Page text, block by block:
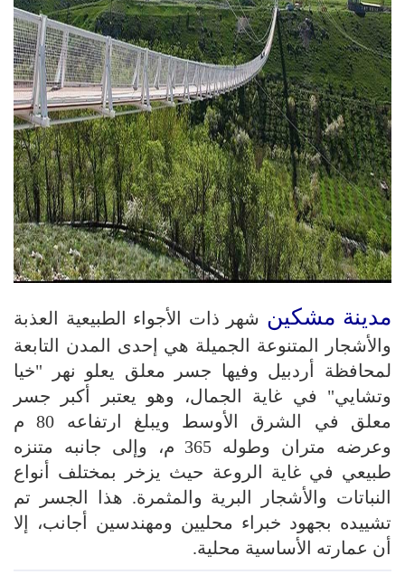
مدينة مشكين شهر ذات الأجواء الطبيعية العذبة
والأشجار المتنوعة الجميلة هي إحدى المدن التابعة
لمحافظة أردبيل وفيها جسر معلق يعلو نهر "خيا
وتشايي" في غاية الجمال، وهو يعتبر أكبر جسر
معلق في الشرق الأوسط ويبلغ ارتفاعه 80 م
وعرضه متران وطوله 365 م، وإلى جانبه متنزه
طبيعي في غاية الروعة حيث يزخر بمختلف أنواع
النباتات والأشجار البرية والمثمرة. هذا الجسر تم
تشييده بجهود خبراء محليين ومهندسين أجانب، إلا
أن عمارته الأساسية محلية.